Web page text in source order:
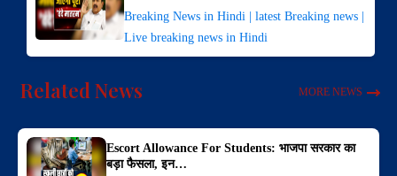
Breaking News in Hindi | latest Breaking news |
Live breaking news in Hindi
Related News MORE NEWS
Escort Allowance For Students: भाजपा सरकार का
बड़ा फैसला, इन…